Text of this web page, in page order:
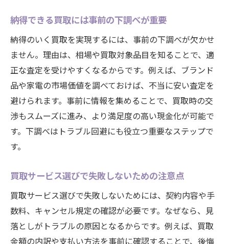
納得できる買取には事前の下調べが重要
納得のいく買取を実現するには、事前の下調べが欠かせ
ません。理由は、相場や買取対象品目を知ることで、適
正な査定を受けやすくなるからです。例えば、ブランド
品や家電の市場価値を調べておけば、不当に安い査定を
避けられます。事前に情報を集めることで、買取時の交
渉もスムーズに進み、より満足度の高い現金化が可能で
す。下調べはトラブル回避にも役立つ重要なステップで
す。
買取サービス選びで失敗しないための注意点
買取サービス選びで失敗しないためには、契約内容や手
数料、キャンセル規定の確認が必要です。なぜなら、見
落としがトラブルの原因となるからです。例えば、買取
金額の内訳や支払い方法を事前に確認することで、後悔